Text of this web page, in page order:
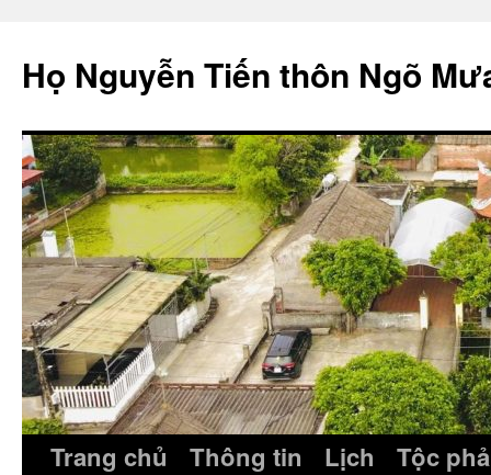
content
Họ Nguyễn Tiến thôn Ngõ
Trang chủ Thông tin Lịch Tộc phả